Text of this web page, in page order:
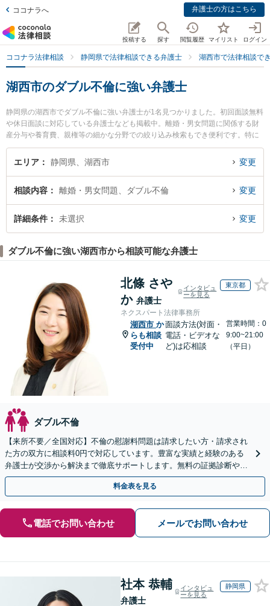
ココナラへ 弁護士の方はこちら
投稿する 探す 閲覧履歴 マイリスト ログイン
ココナラ法律相談 静岡県で法律相談できる弁護士 湖西市で法律相談で
湖西市のダブル不倫に強い弁護士
静岡県の湖西市でダブル不倫に強い弁護士が1名見つかりました。初回面談無料
や休日面談に対応している弁護士なども掲載中。離婚・男女問題に関係する財
産分与や養育費、親権等の細かな分野での絞り込み検索もでき便利です。特に
弁護士法人リコネス法律事務所 湖西オフィスの加藤 久貴弁護士のプロフィール
情報や弁護士費用、強みなどが注目されています。『湖西市で土日や夜間に発
ル不倫を法律相談できる湖西市内の弁護士に相談予約したい』などでお困りの
相談者さんにおすすめです。
エリア 静岡県、湖西市 変更
相談内容 離婚・男女問題、ダブル不倫 変更
詳細条件 未選択 変更
ダブル不倫に強い湖西市から相談可能な弁護士
北條 さや
か 弁護士
インタビュ
ーを見る
東京都
ネクスパート法律事務所
湖西市 か
らも相談
受付中
面談方法(対面・
電話・ビデオな
ど)は応相談
営業時間：0
9:00~21:00
（平日）
ダブル不倫
【来所不要／全国対応】不倫の慰謝料問題は請求したい方・請求され
た方の双方に相談料0円で対応しています。豊富な実績と経験のある
弁護士が交渉から解決まで徹底サポートします。無料の証拠診断や着
手金の返還保証もありますので安心してご相談ください。
料金表を見る
電話でお問い合わせ メールでお問い合わせ
社本 恭輔
弁護士
インタビュ
ーを見る
静岡県